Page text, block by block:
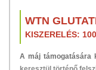
WTN
KISZERELÉS:
A máj támogatására